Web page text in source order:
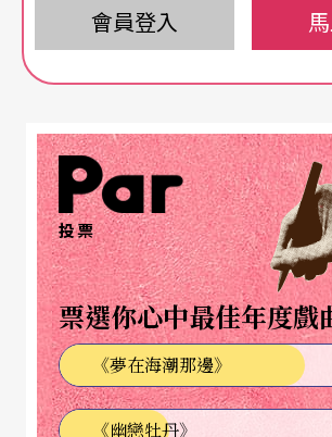
育美的藝術媒介。
反映新世代的日本新舞風
一九八五年敕使川原三郎與他的第
田佳（Kei Miyata）創立渡烏舞團（
著日本現代舞壇上一個世代交替的
○年代獨領風騷的舞踏，風格仍然
中，這個日本二次大戰後反文化的
程度在概念上形塑著日本當代舞蹈
舞中有大和民族尋求救贖的沉重意
舞踏舞者白粉撲面容貌扭曲，呻吟
會員登入
投票
票選你心中最佳年度戲
《夢在海潮那邊》
《幽戀牡丹》